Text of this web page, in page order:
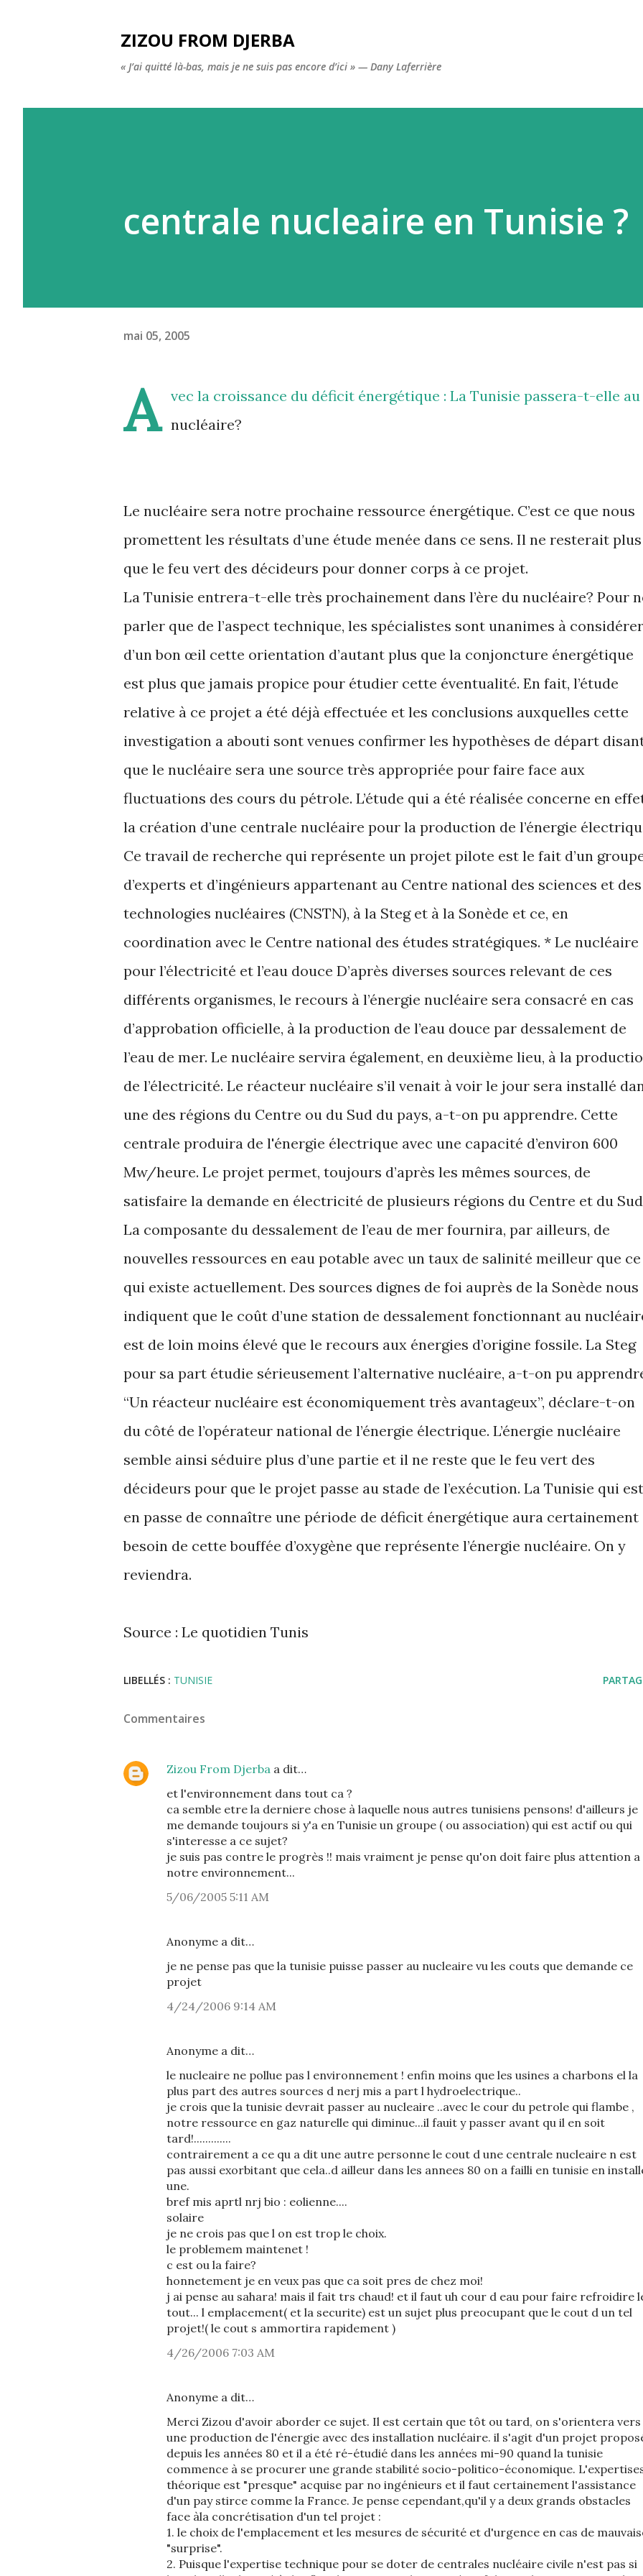
ZIZOU FROM DJERBA
« J’ai quitté là-bas, mais je ne suis pas encore d’ici » — Dany Laferrière
centrale nucleaire en Tunisie ?
mai 05, 2005
A
vec la croissance du déficit énergétique : La Tunisie passera-t-elle au
nucléaire?
Le nucléaire sera notre prochaine ressource énergétique. C’est ce que nous
promettent les résultats d’une étude menée dans ce sens. Il ne resterait plus
que le feu vert des décideurs pour donner corps à ce projet.
La Tunisie entrera-t-elle très prochainement dans l’ère du nucléaire? Pour
parler que de l’aspect technique, les spécialistes sont unanimes à considérer
d’un bon œil cette orientation d’autant plus que la conjoncture énergétique
est plus que jamais propice pour étudier cette éventualité. En fait, l’étude
relative à ce projet a été déjà effectuée et les conclusions auxquelles cette
investigation a abouti sont venues confirmer les hypothèses de départ
que le nucléaire sera une source très appropriée pour faire face aux
fluctuations des cours du pétrole. L’étude qui a été réalisée concerne en
la création d’une centrale nucléaire pour la production de l’énergie
Ce travail de recherche qui représente un projet pilote est le fait d’un
d’experts et d’ingénieurs appartenant au Centre national des sciences et des
technologies nucléaires (CNSTN), à la Steg et à la Sonède et ce, en
coordination avec le Centre national des études stratégiques. * Le nucléaire
pour l’électricité et l’eau douce D’après diverses sources relevant de ces
différents organismes, le recours à l’énergie nucléaire sera consacré en cas
d’approbation officielle, à la production de l’eau douce par dessalement de
l’eau de mer. Le nucléaire servira également, en deuxième lieu, à la
de l’électricité. Le réacteur nucléaire s’il venait à voir le jour sera installé
une des régions du Centre ou du Sud du pays, a-t-on pu apprendre. Cette
centrale produira de l'énergie électrique avec une capacité d’environ 600
Mw/heure. Le projet permet, toujours d’après les mêmes sources, de
satisfaire la demande en électricité de plusieurs régions du Centre et du
La composante du dessalement de l’eau de mer fournira, par ailleurs, de
nouvelles ressources en eau potable avec un taux de salinité meilleur que ce
qui existe actuellement. Des sources dignes de foi auprès de la Sonède nous
indiquent que le coût d’une station de dessalement fonctionnant au
est de loin moins élevé que le recours aux énergies d’origine fossile. La Steg
pour sa part étudie sérieusement l’alternative nucléaire, a-t-on pu
“Un réacteur nucléaire est économiquement très avantageux”, déclare-t-on
du côté de l’opérateur national de l’énergie électrique. L’énergie nucléaire
semble ainsi séduire plus d’une partie et il ne reste que le feu vert des
décideurs pour que le projet passe au stade de l’exécution. La Tunisie qui est
en passe de connaître une période de déficit énergétique aura certainement
besoin de cette bouffée d’oxygène que représente l’énergie nucléaire. On y
reviendra.
Source : Le quotidien Tunis
LIBELLÉS : TUNISIE
Commentaires
Zizou From Djerba a dit…
et l'environnement dans tout ca ?
ca semble etre la derniere chose à laquelle nous autres tunisiens pensons! d'ailleurs je
me demande toujours si y'a en Tunisie un groupe ( ou association) qui est actif ou qui
s'interesse a ce sujet?
je suis pas contre le progrès !! mais vraiment je pense qu'on doit faire plus attention a
notre environnement...
5/06/2005 5:11 AM
Anonyme a dit…
je ne pense pas que la tunisie puisse passer au nucleaire vu les couts que demande ce
projet
4/24/2006 9:14 AM
Anonyme a dit…
le nucleaire ne pollue pas l environnement ! enfin moins que les usines a charbons el la
plus part des autres sources d nerj mis a part l hydroelectrique..
je crois que la tunisie devrait passer au nucleaire ..avec le cour du petrole qui flambe ,
notre ressource en gaz naturelle qui diminue...il fauit y passer avant qu il en soit
tard!.............
contrairement a ce qu a dit une autre personne le cout d une centrale nucleaire n est
pas aussi exorbitant que cela..d ailleur dans les annees 80 on a failli en tunisie en
une.
bref mis aprtl nrj bio : eolienne....
solaire
je ne crois pas que l on est trop le choix.
le problemem maintenet !
c est ou la faire?
honnetement je en veux pas que ca soit pres de chez moi!
j ai pense au sahara! mais il fait trs chaud! et il faut uh cour d eau pour faire refroidire
tout... l emplacement( et la securite) est un sujet plus preocupant que le cout d un tel
projet!( le cout s ammortira rapidement )
4/26/2006 7:03 AM
Anonyme a dit…
Merci Zizou d'avoir aborder ce sujet. Il est certain que tôt ou tard, on s'orientera vers
une production de l'énergie avec des installation nucléaire. il s'agit d'un projet
depuis les années 80 et il a été ré-étudié dans les années mi-90 quand la tunisie
commence à se procurer une grande stabilité socio-politico-économique.
théorique est "presque" acquise par no ingénieurs et il faut certainement l'assistance
d'un pay stirce comme la France. Je pense cependant,qu'il y a deux grands obstacles
face àla concrétisation d'un tel projet :
1. le choix de l'emplacement et les mesures de sécurité et d'urgence en cas de
"surprise".
2. Puisque l'expertise technique pour se doter de centrales nucléaire civile n'est pas si